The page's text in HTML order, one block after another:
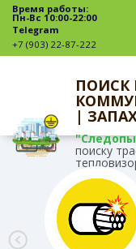
Время работы:
Пн-Вс 10:00-22:00
Telegram
+7 (903) 22-87-222
|
поиску